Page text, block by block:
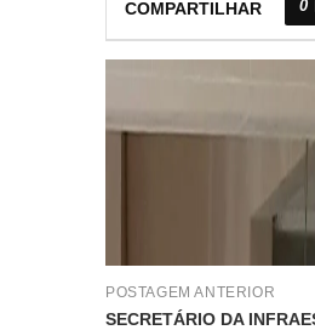
COMPARTILHAR 0
POSTAGEM ANTERIOR
SECRETÁRIO DA